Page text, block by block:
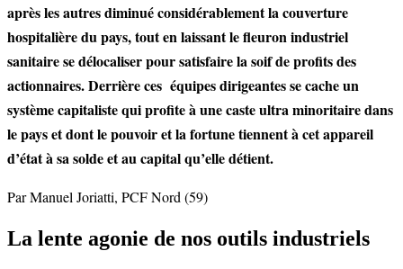
après les autres diminué considérablement la couverture
hospitalière du pays, tout en laissant le fleuron industriel
sanitaire se délocaliser pour satisfaire la soif de profits des
actionnaires. Derrière ces équipes dirigeantes se cache un
système capitaliste qui profite à une caste ultra minoritaire dans
le pays et dont le pouvoir et la fortune tiennent à cet appareil
d’état à sa solde et au capital qu’elle détient.
Par Manuel Joriatti, PCF Nord (59)
La lente agonie de nos outils industriels